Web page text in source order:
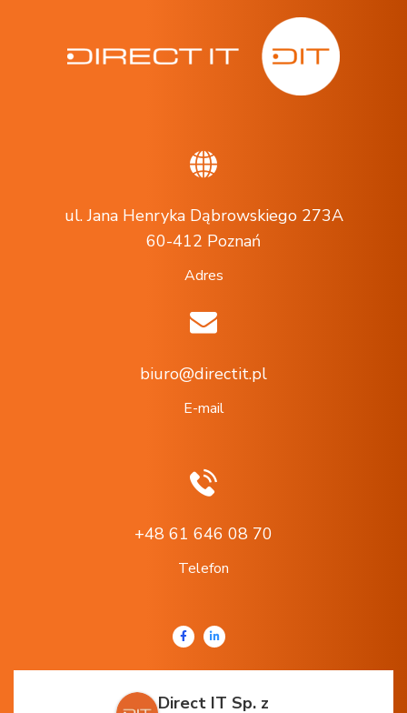
ul. Jana Henryka Dąbrowskiego 273A
60-412 Poznań
Adres
biuro@directit.pl
E-mail
+48 61 646 08 70
Telefon
Direct IT Sp. z